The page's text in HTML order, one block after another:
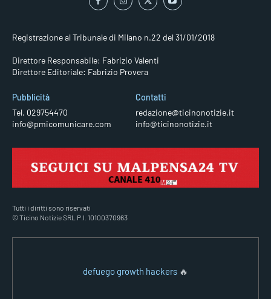
Registrazione al Tribunale di Milano n.22 del 31/01/2018
Direttore Responsabile: Fabrizio Valenti
Direttore Editoriale: Fabrizio Provera
Pubblicità
Tel. 029754470
info@pmicomunicare.com
Contatti
redazione@ticinonotizie.it
info@ticinonotizie.it
Tutti i diritti sono riservati
© Ticino Notizie SRL P.I. 10100370963
defuego growth hackers 🔥